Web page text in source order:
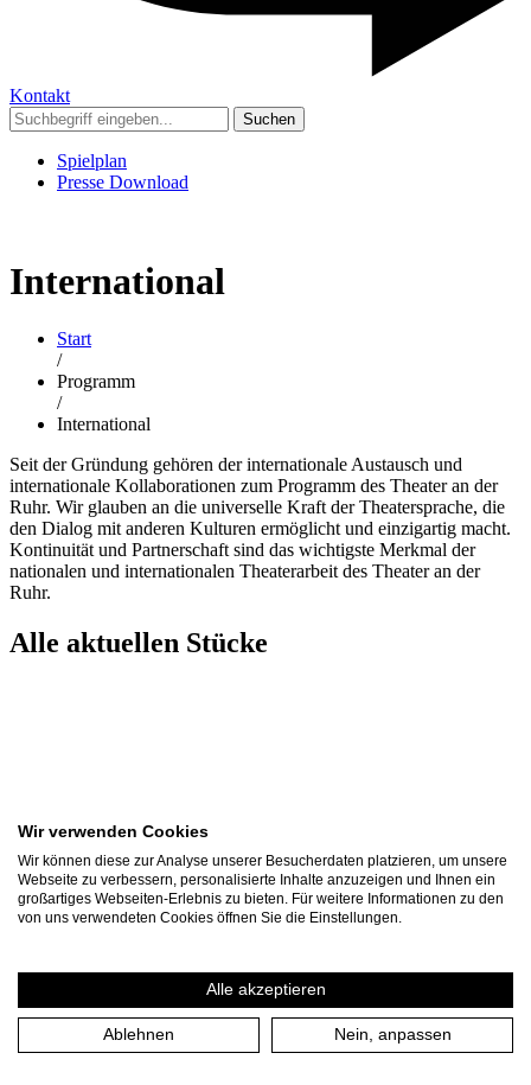
Kontakt
Suchen
Spielplan
Presse Download
International
Start
/
Programm
/
International
Seit der Gründung gehören der internationale Austausch und
internationale Kollaborationen zum Programm des Theater an der
Ruhr. Wir glauben an die universelle Kraft der Theatersprache, die
den Dialog mit anderen Kulturen ermöglicht und einzigartig macht.
Kontinuität und Partnerschaft sind das wichtigste Merkmal der
nationalen und internationalen Theaterarbeit des Theater an der
Ruhr.
Alle aktuellen Stücke
Othello
Wir verwenden Cookies
Wir können diese zur Analyse unserer Besucherdaten platzieren, um unsere
Webseite zu verbessern, personalisierte Inhalte anzuzeigen und Ihnen ein
großartiges Webseiten-Erlebnis zu bieten. Für weitere Informationen zu den
von uns verwendeten Cookies öffnen Sie die Einstellungen.
Alle akzeptieren
Ablehnen Nein, anpassen